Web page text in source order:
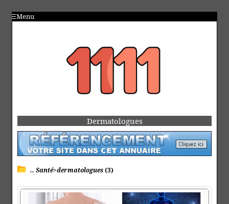
Menu
Dermatologues
.. Santé>dermatologues(3)